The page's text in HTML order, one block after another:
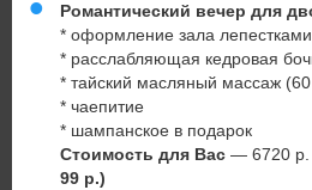
Романтический вечер для
* оформление зала
* расслабляющая кедровая
* тайский масляный массаж
* чаепитие
* шампанское в подарок
Стоимость для Вас — 6720 р.
99 р.)